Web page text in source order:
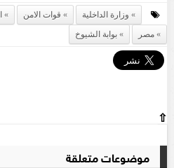
وزارة الداخلية قوات الامن
مصر
بوابة الشيوخ
⇧
موضوعات متعلقة